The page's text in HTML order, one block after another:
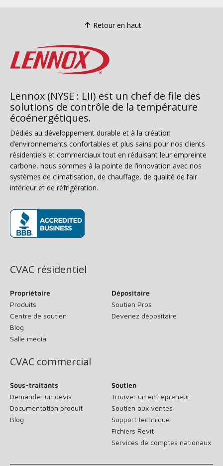
Retour en haut
Lennox (NYSE : LII) est un chef de file des
solutions de contrôle de la température
écoénergétiques.
Dédiés au développement durable et à la création
d’environnements confortables et plus sains pour nos clients
résidentiels et commerciaux tout en réduisant leur empreinte
carbone, nous sommes à la pointe de l’innovation avec nos
systèmes de climatisation, de chauffage, de qualité de l’air
intérieur et de réfrigération.
CVAC résidentiel
Propriétaire
Produits
Centre de soutien
Blog
Salle média
Dépositaire
Soutien Pros
Devenez dépositaire
CVAC commercial
Sous-traitants
Demander un devis
Documentation produit
Blog
Soutien
Trouver un entrepreneur
Soutien aux ventes
Support technique
Fichiers Revit
Services de comptes nationaux